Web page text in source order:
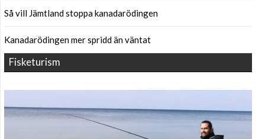
Så vill Jämtland stoppa kanadarödingen
Kanadarödingen mer spridd än väntat
Fisketurism